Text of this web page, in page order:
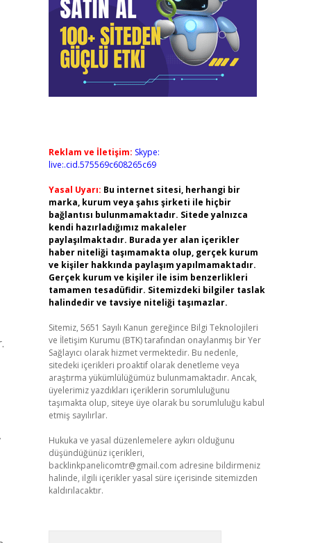
Reklam ve İletişim: Skype:
live:.cid.575569c608265c69
Yasal Uyarı: Bu internet sitesi, herhangi bir
marka, kurum veya şahıs şirketi ile hiçbir
bağlantısı bulunmamaktadır. Sitede yalnızca
kendi hazırladığımız makaleler
paylaşılmaktadır. Burada yer alan içerikler
haber niteliği taşımamakta olup, gerçek kurum
ve kişiler hakkında paylaşım yapılmamaktadır.
Gerçek kurum ve kişiler ile isim benzerlikleri
tamamen tesadüfidir. Sitemizdeki bilgiler taslak
halindedir ve tavsiye niteliği taşımazlar.
Sitemiz, 5651 Sayılı Kanun gereğince Bilgi Teknolojileri
ve İletişim Kurumu (BTK) tarafından onaylanmış bir Yer
Sağlayıcı olarak hizmet vermektedir. Bu nedenle,
sitedeki içerikleri proaktif olarak denetleme veya
araştırma yükümlülüğümüz bulunmamaktadır. Ancak,
üyelerimiz yazdıkları içeriklerin sorumluluğunu
taşımakta olup, siteye üye olarak bu sorumluluğu kabul
etmiş sayılırlar.
Hukuka ve yasal düzenlemelere aykırı olduğunu
düşündüğünüz içerikleri,
backlinkpanelicomtr@gmail.com adresine bildirmeniz
halinde, ilgili içerikler yasal süre içerisinde sitemizden
kaldırılacaktır.